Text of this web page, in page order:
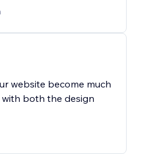
website become much
both the design